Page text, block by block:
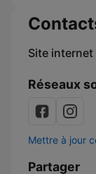
Site internet
Réseaux
Mettre à jour
Partager